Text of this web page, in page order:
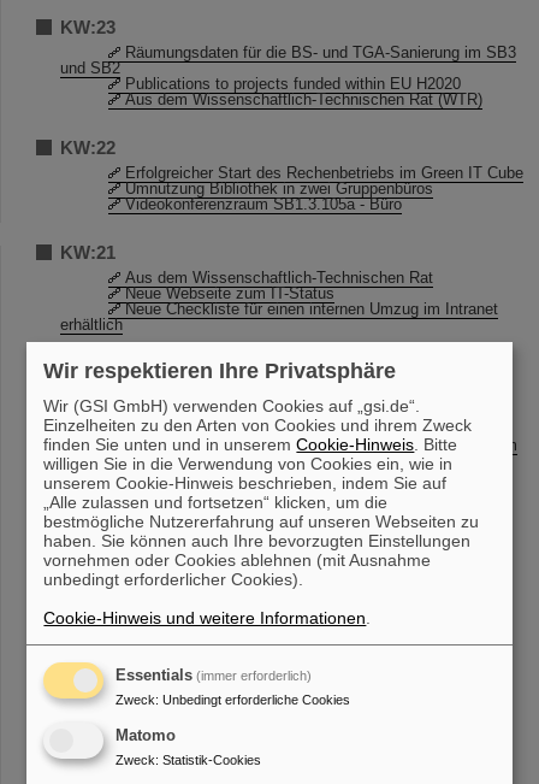
KW:23
Räumungsdaten für die BS- und TGA-Sanierung im SB3
und SB2
Publications to projects funded within EU H2020
Aus dem Wissenschaftlich-Technischen Rat (WTR)
KW:22
Erfolgreicher Start des Rechenbetriebs im Green IT Cube
Umnutzung Bibliothek in zwei Gruppenbüros
Videokonferenzraum SB1.3.105a - Büro
KW:21
Aus dem Wissenschaftlich-Technischen Rat
Neue Webseite zum IT-Status
Neue Checkliste für einen internen Umzug im Intranet
erhältlich
KW:20
GREWIS in der Presse und TV
Betriebsende für Debian 6.x
CRYRING@ESR Teilchenzähler-Workshop
Anpassungen im Einkauf durch die Vergaberechtsreform
2016
Richtlinie für Bestellanforderer
Einladung zur Roadshow am Donnerstag, 19.05.2016
Prüfpflichtige Arbeitsmittel
KW:19
Entwicklung hochpräziser Kernuhr rückt näher
KW:18
„Ich will Astrophysik studieren!“ – GSI und FAIR
begeistern beim Girls’Day
Waldparkplatz
KW:17
Wir respektieren Ihre Privatsphäre
Wir (GSI GmbH) verwenden Cookies auf „gsi.de“.
Einzelheiten zu den Arten von Cookies und ihrem Zweck
finden Sie unten und in unseremCookie-Hinweis . Bitte
willigen Sie in die Verwendung von Cookies ein, wie in
unserem Cookie-Hinweis beschrieben, indem Sie auf
„Alle zulassen und fortsetzen“ klicken, um die
bestmögliche Nutzererfahrung auf unseren Webseiten zu
haben. Sie können auch Ihre bevorzugten Einstellungen
vornehmen oder Cookies ablehnen (mit Ausnahme
unbedingt erforderlicher Cookies).
Cookie-Hinweis und weitere Informationen
Essentials (immer erforderlich)
Zweck: Unbedingt erforderliche Cookies
Matomo
Zweck: Statistik-Cookies